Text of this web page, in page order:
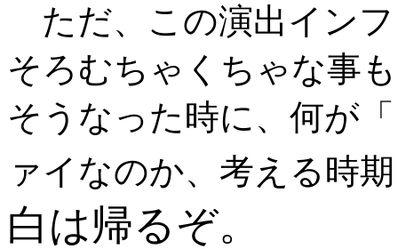
ただ、この演出イン
そろむちゃくちゃな事
そうなった時に、何が
ァイなのか、考える時
白は帰るぞ。